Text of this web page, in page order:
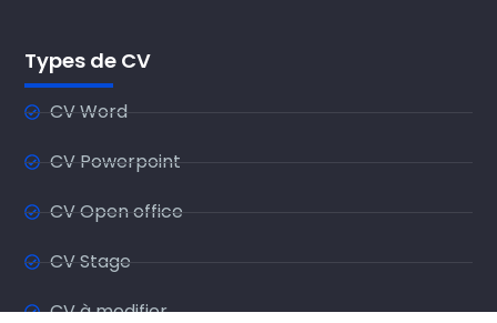
Types de CV
CV Word
CV Powerpoint
CV Open office
CV Stage
CV à modifier